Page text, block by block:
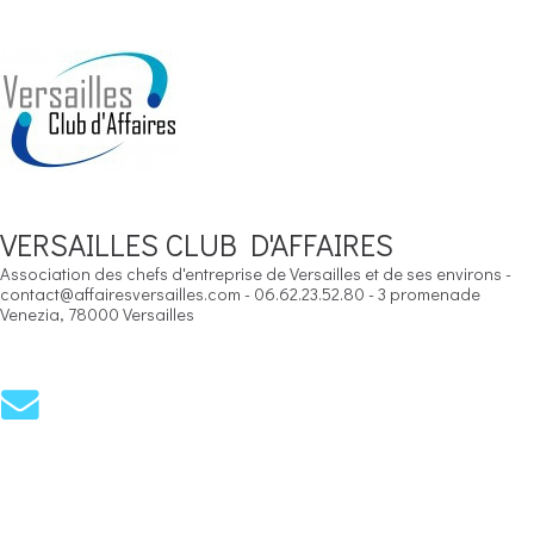
VERSAILLES CLUB D'AFFAIRES
Association des chefs d'entreprise de Versailles et de ses environs -
contact@affairesversailles.com - 06.62.23.52.80 - 3 promenade
Venezia, 78000 Versailles